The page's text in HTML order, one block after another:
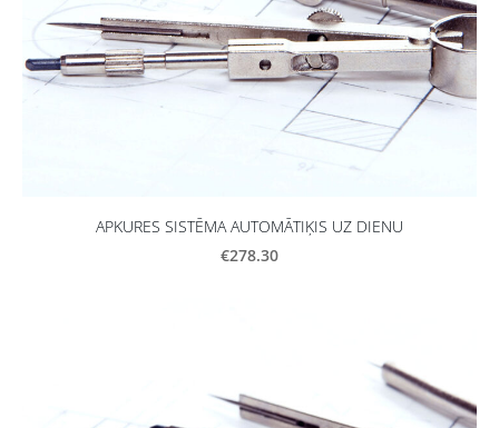
APKURES SISTĒMA AUTOMĀTIĶIS UZ DIENU
€278.30